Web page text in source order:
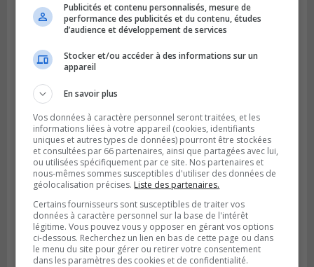
BOUCHERVILLE
Publié le 13 juillet 2026 à 10h43
Boucherville et le CSSP discutent d’une
Planification scolaire
Publicités et contenu personnalisés, mesure de
performance des publicités et du contenu, études
d’audience et développement de services
Stocker et/ou accéder à des informations sur un
appareil
En savoir plus
Vos données à caractère personnel seront traitées, et les
informations liées à votre appareil (cookies, identifiants
uniques et autres types de données) pourront être stockées
et consultées par 66 partenaires, ainsi que partagées avec lui,
ou utilisées spécifiquement par ce site. Nos partenaires et
nous-mêmes sommes susceptibles d'utiliser des données de
géolocalisation précises. Liste des partenaires.
Certains fournisseurs sont susceptibles de traiter vos
données à caractère personnel sur la base de l'intérêt
légitime. Vous pouvez vous y opposer en gérant vos options
ci-dessous. Recherchez un lien en bas de cette page ou dans
le menu du site pour gérer ou retirer votre consentement
dans les paramètres des cookies et de confidentialité.